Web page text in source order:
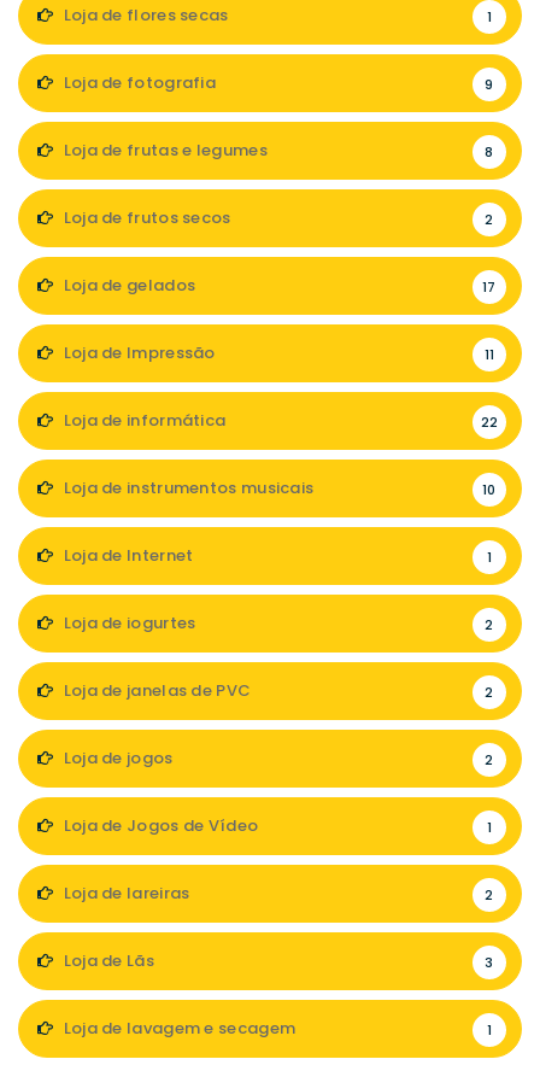
Loja de flores secas 1
Loja de fotografia 9
Loja de frutas e legumes 8
Loja de frutos secos 2
Loja de gelados 17
Loja de Impressão 11
Loja de informática 22
Loja de instrumentos musicais 10
Loja de Internet 1
Loja de iogurtes 2
Loja de janelas de PVC 2
Loja de jogos 2
Loja de Jogos de Vídeo 1
Loja de lareiras 2
Loja de Lãs 3
Loja de lavagem e secagem 1